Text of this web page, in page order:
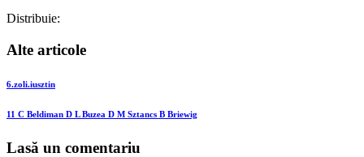
Distribuie:
Alte articole
6.zoli.iusztin
11 C Beldiman D L Buzea D M Sztancs B Briewig
Lasă un comentariu